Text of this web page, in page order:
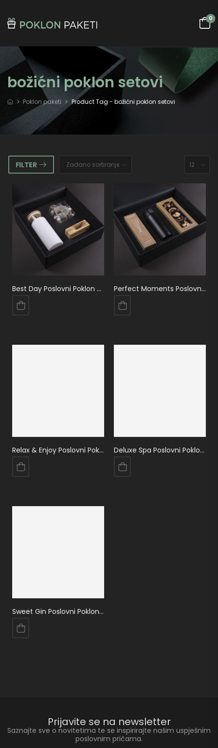
0
božićni poklon setovi
Poklon paketi Product Tag - božićni poklon setovi
FILTER
Best Day Poslovni Poklon Paket Perfect Moments Poslovni Poklon Paket
Relax & Enjoy Poslovni Poklon Paket Deluxe Spa Poslovni Poklon Paket
Sweet Gin Poslovni Poklon Paket
Prijavite se na newsletter
Saznajte sve o novitetima te se inspirirajte našim uspješnim
poslovnim pričama.